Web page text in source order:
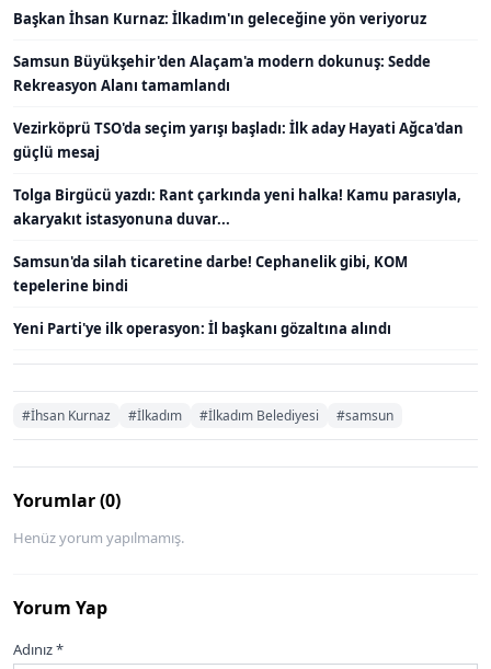
Başkan İhsan Kurnaz: İlkadım'ın geleceğine yön veriyoruz
Samsun Büyükşehir'den Alaçam'a modern dokunuş: Sedde
Rekreasyon Alanı tamamlandı
Vezirköprü TSO'da seçim yarışı başladı: İlk aday Hayati Ağca'dan
güçlü mesaj
Tolga Birgücü yazdı: Rant çarkında yeni halka! Kamu parasıyla,
akaryakıt istasyonuna duvar...
Samsun'da silah ticaretine darbe! Cephanelik gibi, KOM
tepelerine bindi
Yeni Parti'ye ilk operasyon: İl başkanı gözaltına alındı
#İhsan Kurnaz #İlkadım #İlkadım Belediyesi #samsun
Yorumlar (0)
Henüz yorum yapılmamış.
Yorum Yap
Adınız *